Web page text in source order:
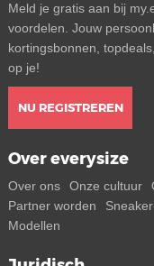
Meld je gratis aan bij
voordelen. Jouw
kortingsbonnen,
op je!
NU REGISTREREN
Over everysize
Over ons Onze cultuur
Partner worden
Modellen